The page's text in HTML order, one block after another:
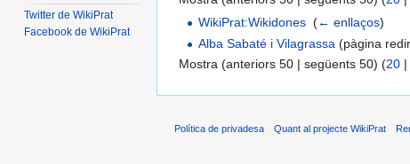
WikiPrat:Wikidones ‎(← enllaços)
Alba Sabaté i Vilagrassa (pàgina
Mostra (anteriors 50 | següents 50) (20 |
Twitter de WikiPrat
Facebook de WikiPrat
Política de privadesa Quant al projecte WikiPrat